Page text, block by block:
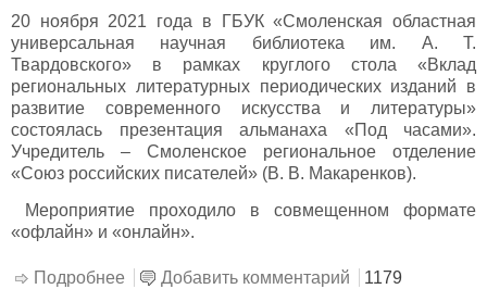
20 ноября 2021 года в ГБУК «Смоленская областная
универсальная научная библиотека им. А. Т.
Твардовского» в рамках круглого стола «Вклад
региональных литературных периодических изданий в
развитие современного искусства и литературы»
состоялась презентация альманаха «Под часами».
Учредитель – Смоленское региональное отделение
«Союз российских писателей» (В. В. Макаренков).
Мероприятие проходило в совмещенном формате
«офлайн» и «онлайн».
Подробнее о Презентация литературного альманаха
Добавить комментарий
1179